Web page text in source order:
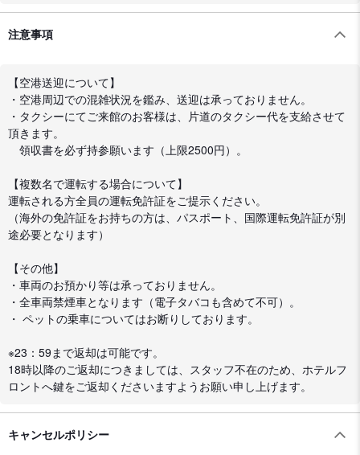
注意事項
【空港送迎について】
・空港周辺での混雑状況を鑑み、送迎は承っておりません。
・タクシーにてご来館のお客様は、片道のタクシー代を支給させて
頂きます。
領収書を必ず持参願います（上限2500円）。
【複数名で運転する場合について】
運転される方全員の運転免許証をご提示ください。
（海外の免許証をお持ちの方は、パスポート、国際運転免許証が別
途必要となります）
【その他】
・車両のお預かり等は承っておりません。
・全車両禁煙車となります（電子タバコも含めて不可）。
・ ペットの乗車についてはお断りしております。
※23：59まで返却は可能です。
18時以降のご返却につきましては、スタッフ不在のため、ホテルフ
ロントへ鍵をご返却くださいますようお願い申し上げます。
キャンセルポリシー